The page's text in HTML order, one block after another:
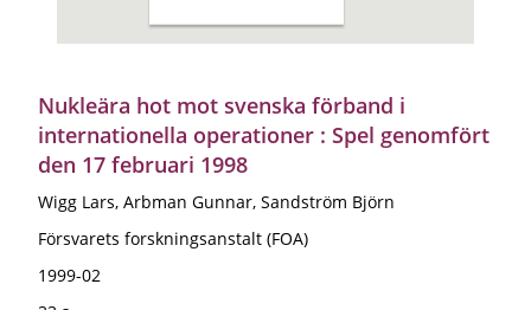
Nukleära hot mot svenska förband i
internationella operationer : Spel genomfört
den 17 februari 1998
Wigg Lars, Arbman Gunnar, Sandström Björn
Försvarets forskningsanstalt (FOA)
1999-02